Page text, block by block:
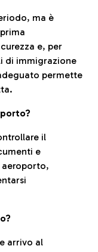
ma è
e, per
di immigrazione
permette
il
e
aeroporto,
arrivo al